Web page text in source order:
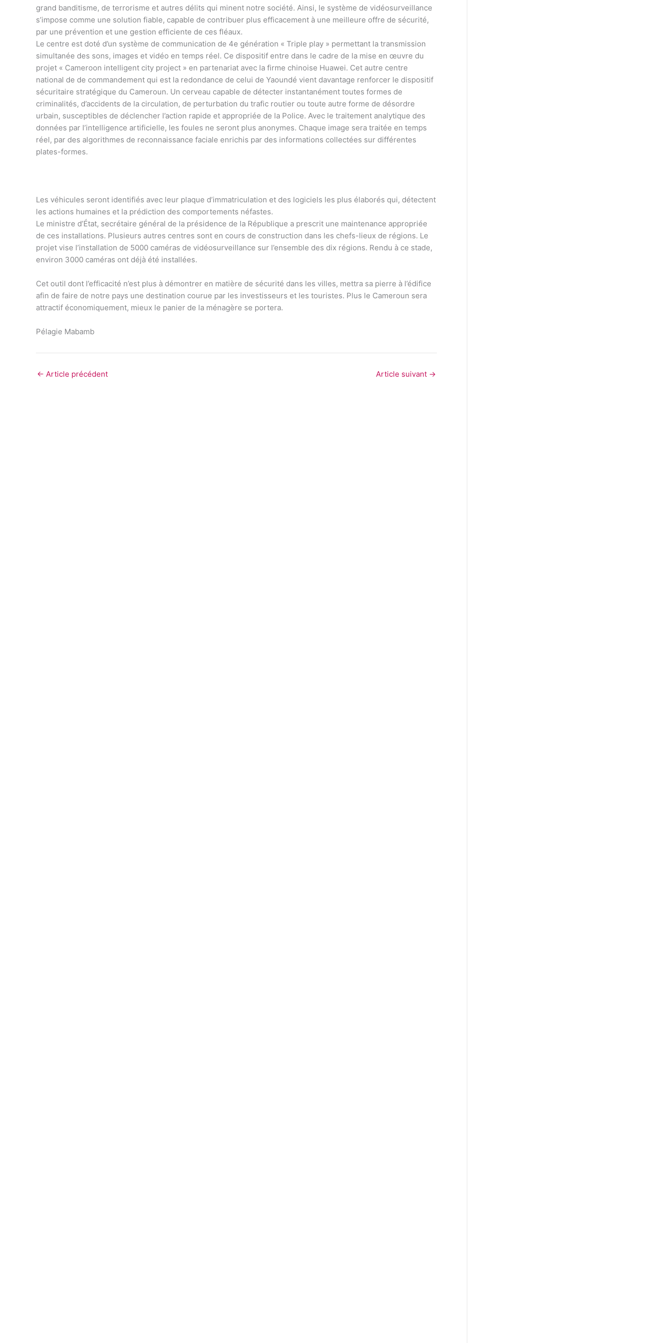
grand banditisme, de terrorisme et autres délits qui minent notre société. Ainsi, le système de vidéosurveillance
s’impose comme une solution fiable, capable de contribuer plus efficacement à une meilleure offre de sécurité,
par une prévention et une gestion efficiente de ces fléaux.
Le centre est doté d’un système de communication de 4e génération « Triple play » permettant la transmission
simultanée des sons, images et vidéo en temps réel. Ce dispositif entre dans le cadre de la mise en œuvre du
projet « Cameroon intelligent city project » en partenariat avec la firme chinoise Huawei. Cet autre centre
national de de commandement qui est la redondance de celui de Yaoundé vient davantage renforcer le dispositif
sécuritaire stratégique du Cameroun. Un cerveau capable de détecter instantanément toutes formes de
criminalités, d’accidents de la circulation, de perturbation du trafic routier ou toute autre forme de désordre
urbain, susceptibles de déclencher l’action rapide et appropriée de la Police. Avec le traitement analytique des
données par l’intelligence artificielle, les foules ne seront plus anonymes. Chaque image sera traitée en temps
réel, par des algorithmes de reconnaissance faciale enrichis par des informations collectées sur différentes
plates-formes.
Les véhicules seront identifiés avec leur plaque d’immatriculation et des logiciels les plus élaborés qui, détectent
les actions humaines et la prédiction des comportements néfastes.
Le ministre d’État, secrétaire général de la présidence de la République a prescrit une maintenance appropriée
de ces installations. Plusieurs autres centres sont en cours de construction dans les chefs-lieux de régions. Le
projet vise l’installation de 5000 caméras de vidéosurveillance sur l’ensemble des dix régions. Rendu à ce stade,
environ 3000 caméras ont déjà été installées.
Cet outil dont l’efficacité n’est plus à démontrer en matière de sécurité dans les villes, mettra sa pierre à l’édifice
afin de faire de notre pays une destination courue par les investisseurs et les touristes. Plus le Cameroun sera
attractif économiquement, mieux le panier de la ménagère se portera.
Pélagie Mabamb
← Article précédent Article suivant →